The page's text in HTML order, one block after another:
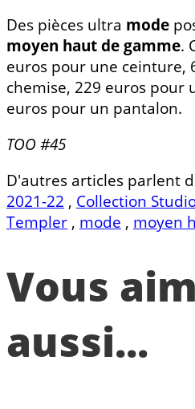
Des pièces ultra mode
moyen haut de gamme.
euros pour une ceinture,
chemise, 229 euros pour
euros pour un pantalon.
TOO #45
D'autres articles parlent
2021-22 , Collection
Templer , mode , moyen
Vous
aussi...